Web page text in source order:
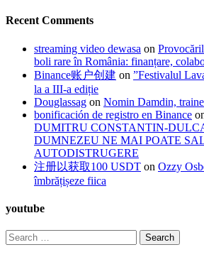
Recent Comments
streaming video dewasa on
boli rare în România: finanțare,
Binance账户创建 on ”Festivalul
la a III-a ediție
Douglassag on Nomin Damdin,
bonificación de registro en Binance
DUMITRU CONSTANTIN-
DUMNEZEU NE MAI POATE
AUTODISTRUGERE
注册以获取100 USDT on Ozzy
îmbrățișeze fiica
youtube
Search
for: